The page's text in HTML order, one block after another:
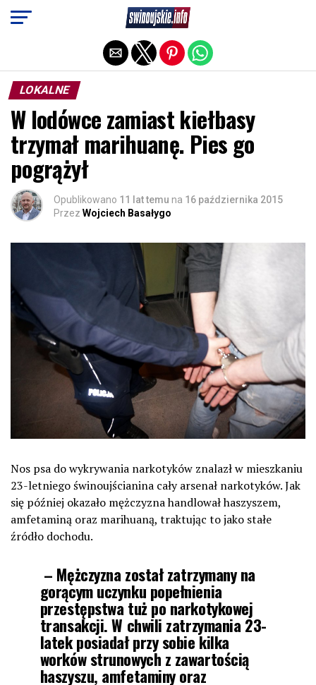
LOKALNE
W lodówce zamiast kiełbasy
trzymał marihuanę. Pies go
pogrążył
Opublikowano 11 lat temu na 16 października 2015
Przez Wojciech Basałygo
Nos psa do wykrywania narkotyków znalazł w mieszkaniu
23-letniego świnoujścianina cały arsenał narkotyków. Jak
się później okazało mężczyzna handlował haszyszem,
amfetaminą oraz marihuaną, traktując to jako stałe
źródło dochodu.
– Mężczyzna został zatrzymany na
gorącym uczynku popełnienia
przestępstwa tuż po narkotykowej
transakcji. W chwili zatrzymania 23-
latek posiadał przy sobie kilka
worków strunowych z zawartością
haszyszu, amfetaminy oraz
Exit mobile version